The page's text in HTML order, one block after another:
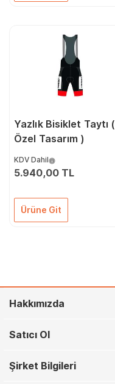
Yazlık Bisiklet Taytı (
Özel Tasarım )
KDV Dahil
5.940,00 TL
Ürüne Git
Hakkımızda
Satıcı Ol
Şirket Bilgileri